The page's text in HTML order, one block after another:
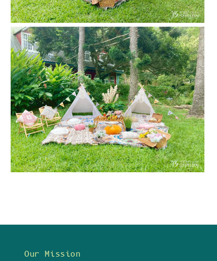
Our Mission